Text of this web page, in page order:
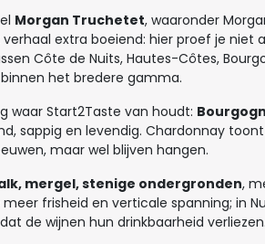
Morgan Truchetet, waaronder
extra boeiend: hier proef je niet
Côte de Nuits, Hautes-Côtes,
het bredere gamma.
waar Start2Taste van houdt:
sappig en levendig. Chardonnay
maar wel blijven hangen.
mergel, stenige ondergronden,
frisheid en verticale spanning;
de wijnen hun drinkbaarheid